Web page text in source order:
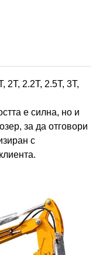
2T, 2.2T, 2.5T, 3T,
е силна, но и
за да отговори
с